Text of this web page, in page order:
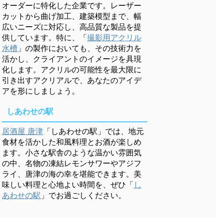
オーダーに特化した企業です。レーザー
カットから曲げ加工、建築模型まで、幅
広いニーズに対応し、高品質な製品を提
供しています。特に、「撮影用アクリル
水槽 」の製作においても、その技術力を
活かし、クライアントのイメージを具現
化します。アクリルの可能性を最大限に
引き出すアクリアルで、あなたのアイデ
アを形にしましょう。
しあわせの駅
居酒屋 唐津 「しあわせの駅」では、地元
食材を活かした和風料理とお酒が楽しめ
ます。小さな駅舎のような温かい雰囲気
の中、名物の凍結レモンサワーやアジフ
ライ、唐津の海の幸を堪能できます。美
味しい料理と心地よい時間を、ぜひ「 し
あわせの駅 」でお過ごしください。